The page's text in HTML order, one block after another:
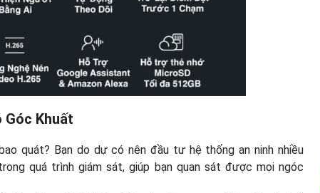
Góc Khuất
quát? Bạn do dự có nên đầu tư hệ thống an ninh nhiều
quá trình giám sát, giúp bạn quan sát được mọi ngóc